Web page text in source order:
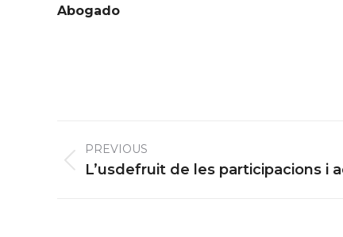
Abogado
navigation
PREVIOUS
Previous
L’usdefruit de les participacions i